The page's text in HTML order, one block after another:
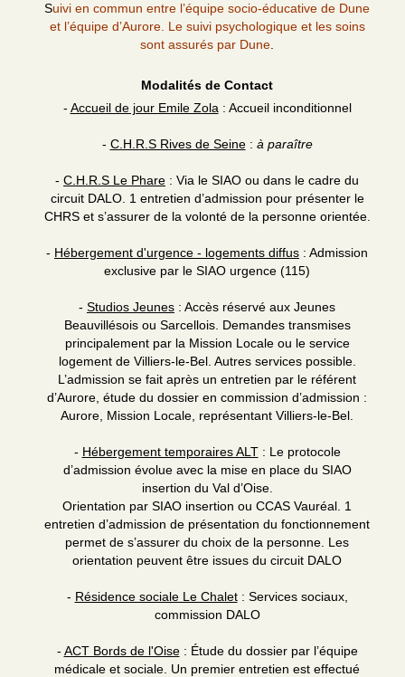
Suivi en commun entre l’équipe socio-éducative de Dune
et l’équipe d’Aurore. Le suivi psychologique et les soins
sont assurés par Dune
Modalités de Contact
- Accueil de jour Emile Zola : Accueil inconditionnel
- C.H.R.S Rives de Seine: à paraître
- C.H.R.S Le Phare : Via le SIAO ou dans le cadre du
circuit DALO. 1 entretien d’admission pour présenter le
CHRS et s’assurer de la volonté de la personne orientée.
- Hébergement d'urgence - logements diffus : Admission
exclusive par le SIAO urgence (115)
- Studios Jeunes : Accès réservé aux Jeunes
Beauvillésois ou Sarcellois. Demandes transmises
principalement par la Mission Locale ou le service
logement de Villiers-le-Bel. Autres services possible.
L’admission se fait après un entretien par le référent
d’Aurore, étude du dossier en commission d’admission :
Aurore, Mission Locale, représentant Villiers-le-Bel.
- Hébergement temporaires ALT: Le protocole
d’admission évolue avec la mise en place du SIAO
insertion du Val d’Oise.
Orientation par SIAO insertion ou CCAS Vauréal. 1
entretien d’admission de présentation du fonctionnement
permet de s’assurer du choix de la personne. Les
orientation peuvent être issues du circuit DALO
- Résidence sociale Le Chalet: Services sociaux,
commission DALO
- ACT Bords de l'Oise: Étude du dossier par l’équipe
médicale et sociale. Un premier entretien est effectué